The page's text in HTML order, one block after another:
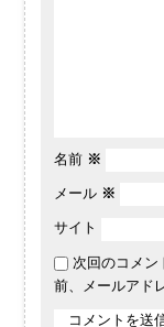
名前 ※
メール ※
サイト
次回のコメン
前、メールアド